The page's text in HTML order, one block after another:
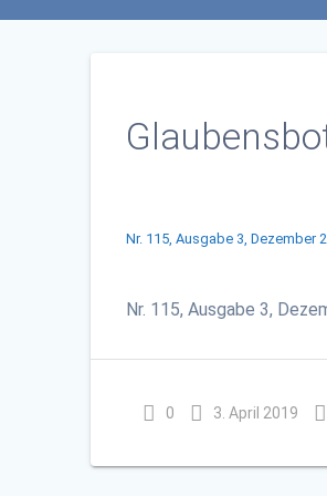
Nr. 115, Ausgabe 3, Dezember
Nr. 115, Ausgabe 3,
0 3. April 2019